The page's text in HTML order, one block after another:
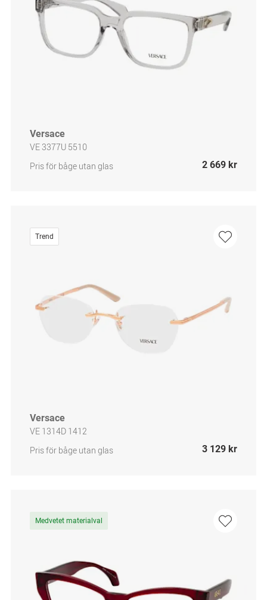
Versace
VE 3377U 5510
Pris för båge utan glas
2 669 kr
Trend
Versace
VE 1314D 1412
Pris för båge utan glas
3 129 kr
Medvetet materialval